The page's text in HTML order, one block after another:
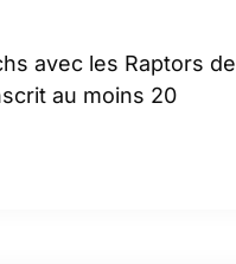
avec les Raptors de
au moins 20